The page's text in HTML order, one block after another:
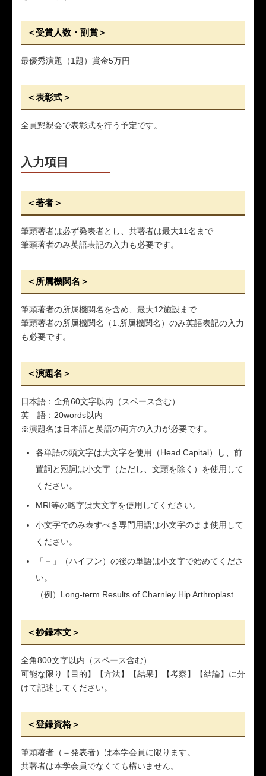
＜受賞人数・副賞＞
最優秀演題（1題）賞金5万円
＜表彰式＞
全員懇親会で表彰式を行う予定です。
入力項目
＜著者＞
筆頭著者は必ず発表者とし、共著者は最大11名まで
筆頭著者のみ英語表記の入力も必要です。
＜所属機関名＞
筆頭著者の所属機関名を含め、最大12施設まで
筆頭著者の所属機関名（1.所属機関名）のみ英語表記の入力
も必要です。
＜演題名＞
日本語：全角60文字以内（スペース含む）
英 語：20words以内
※演題名は日本語と英語の両方の入力が必要です。
各単語の頭文字は大文字を使用（Head Capital）し、前
置詞と冠詞は小文字（ただし、文頭を除く）を使用して
ください。
MRI等の略字は大文字を使用してください。
小文字でのみ表すべき専門用語は小文字のまま使用して
ください。
「－」（ハイフン）の後の単語は小文字で始めてくださ
い。
（例）Long-term Results of Charnley Hip Arthroplast
＜抄録本文＞
全角800文字以内（スペース含む）
可能な限り【目的】【方法】【結果】【考察】【結論】に分
けて記述してください。
＜登録資格＞
筆頭著者（＝発表者）は本学会員に限ります。
共著者は本学会員でなくても構いません。